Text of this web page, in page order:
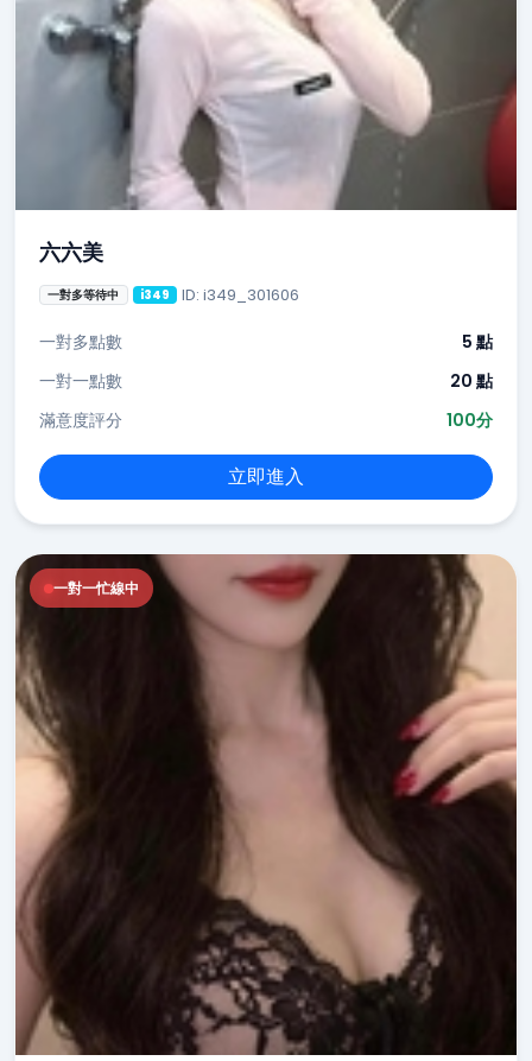
六六美
一對多等待中 i349 ID: i349_301606
一對多點數
5 點
一對一點數
20 點
滿意度評分
100分
立即進入
一對一忙線中